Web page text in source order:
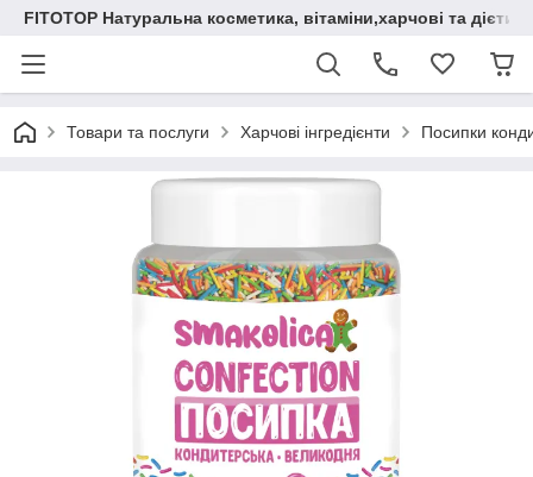
FITOTOP Натуральна косметика, вітаміни,харчові та
Товари та послуги Харчові інгредієнти Посипки